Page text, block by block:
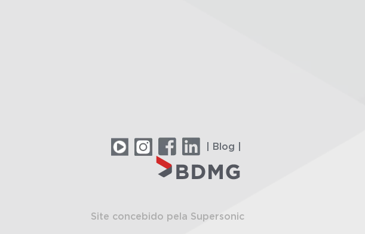
| Blog |
Site concebido pela Supersonic